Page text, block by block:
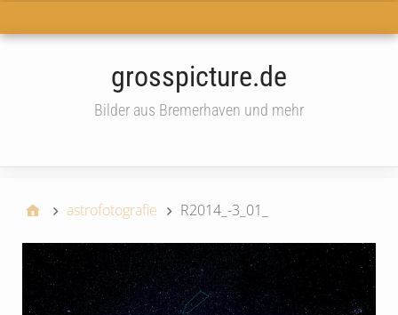
grosspicture.de
Bilder aus Bremerhaven und mehr
astrofotografie R2014_-3_01_